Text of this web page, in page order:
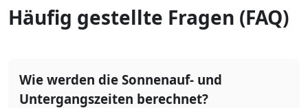
Häufig gestellte Fragen (FAQ)
Wie werden die Sonnenauf- und
Untergangszeiten berechnet?